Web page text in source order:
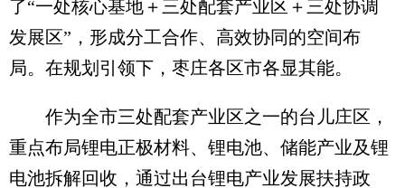
了“一处核心基地＋三处配套产业区＋三处协调
发展区”，形成分工合作、高效协同的空间布
局。在规划引领下，枣庄各区市各显其能。
作为全市三处配套产业区之一的台儿庄区，
重点布局锂电正极材料、锂电池、储能产业及锂
电池拆解回收，通过出台锂电产业发展扶持政